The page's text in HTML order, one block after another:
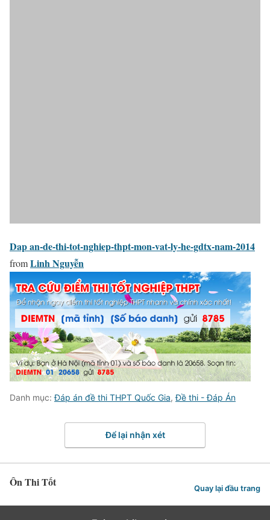
Dap an-de-thi-tot-nghiep-thpt-mon-vat-ly-he-gdtx-nam-2014
fromLinh Nguyễn
Danh mục:Đáp án đề thi THPT Quốc Gia,Đề thi - Đáp Án
Để lại nhận xét
Ôn Thi Tốt Quay lại đầu trang